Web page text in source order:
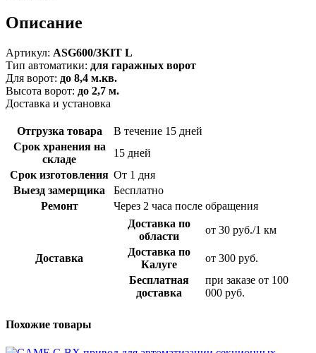
Описание
Артикул: ASG600/3KIT L
Тип автоматики: для гаражных ворот
Для ворот: до 8,4 м.кв.
Высота ворот: до 2,7 м.
Доставка и установка
Отгрузка товара
В течение 15 дней
Срок хранения на
складе
15 дней
Срок изготовления От 1 дня
Выезд замерщика
Бесплатно
Ремонт
Через 2 часа после обращения
Доставка
Доставка по
области
от 30 руб./1 км
Доставка по
Калуге
от 300 руб.
Бесплатная
доставка
при заказе от 100
000 руб.
Похожие товары